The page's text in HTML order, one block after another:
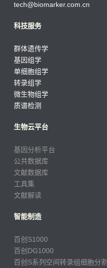
tech@biomarker.com.cn
科技服务
群体遗传学
基因组学
单细胞组学
转录组学
微生物组学
质谱检测
生物云平台
基因分析平台
公共数据库
文献数据库
工具集
文献解读
智能制造
百创S1000
百创DG1000
百创S系列空间转录组细胞分割